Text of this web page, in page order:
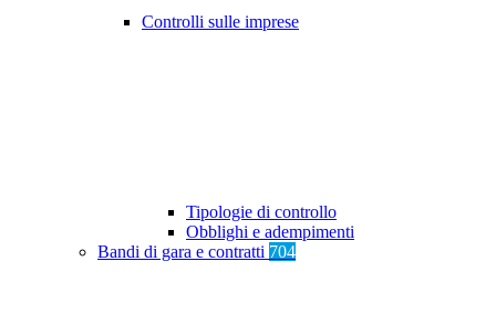
Controlli sulle imprese
Tipologie di controllo
Obblighi e adempimenti
Bandi di gara e contratti 704